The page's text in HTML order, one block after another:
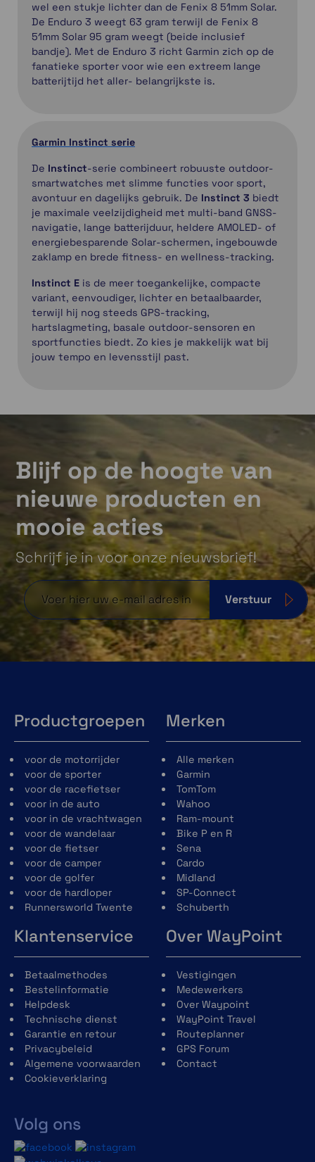
wel een stukje lichter dan de Fenix 8 51mm Solar.
De Enduro 3 weegt 63 gram terwijl de Fenix 8
51mm Solar 95 gram weegt (beide inclusief
bandje). Met de Enduro 3 richt Garmin zich op de
fanatieke sporter voor wie een extreem lange
batterijtijd het aller- belangrijkste is.
Garmin Instinct serie
De Instinct-serie combineert robuuste outdoor-
smartwatches met slimme functies voor sport,
avontuur en dagelijks gebruik. De Instinct 3 biedt
je maximale veelzijdigheid met multi-band GNSS-
navigatie, lange batterijduur, heldere AMOLED- of
energiebesparende Solar-schermen, ingebouwde
zaklamp en brede fitness- en wellness-tracking.
Instinct E is de meer toegankelijke, compacte
variant, eenvoudiger, lichter en betaalbaarder,
terwijl hij nog steeds GPS-tracking,
hartslagmeting, basale outdoor-sensoren en
sportfuncties biedt. Zo kies je makkelijk wat bij
jouw tempo en levensstijl past.
Blijf op de hoogte van
nieuwe producten en
mooie acties
Schrijf je in voor onze nieuwsbrief!
Verstuur
Productgroepen
voor de motorrijder
voor de sporter
voor de racefietser
voor in de auto
voor in de vrachtwagen
voor de wandelaar
voor de fietser
voor de camper
voor de golfer
voor de hardloper
Runnersworld Twente
Merken
Alle merken
Garmin
TomTom
Wahoo
Ram-mount
Bike P en R
Sena
Cardo
Midland
SP-Connect
Schuberth
Klantenservice
Betaalmethodes
Bestelinformatie
Helpdesk
Technische dienst
Garantie en retour
Privacybeleid
Algemene voorwaarden
Cookieverklaring
Volg ons
Over WayPoint
Vestigingen
Medewerkers
Over Waypoint
WayPoint Travel
Routeplanner
GPS Forum
Contact